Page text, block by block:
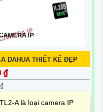
DAHUA THIẾT KẾ ĐẸP
₫
A là loại camera IP